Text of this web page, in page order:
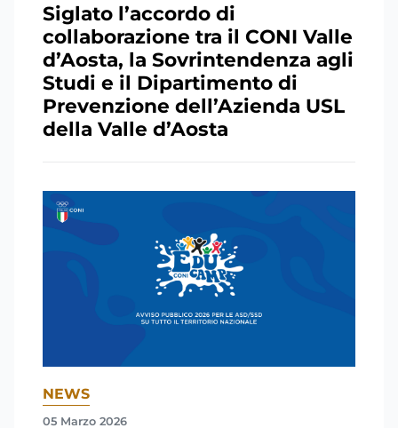
Siglato l’accordo di
collaborazione tra il CONI Valle
d’Aosta, la Sovrintendenza agli
Studi e il Dipartimento di
Prevenzione dell’Azienda USL
della Valle d’Aosta
NEWS
05 Marzo 2026